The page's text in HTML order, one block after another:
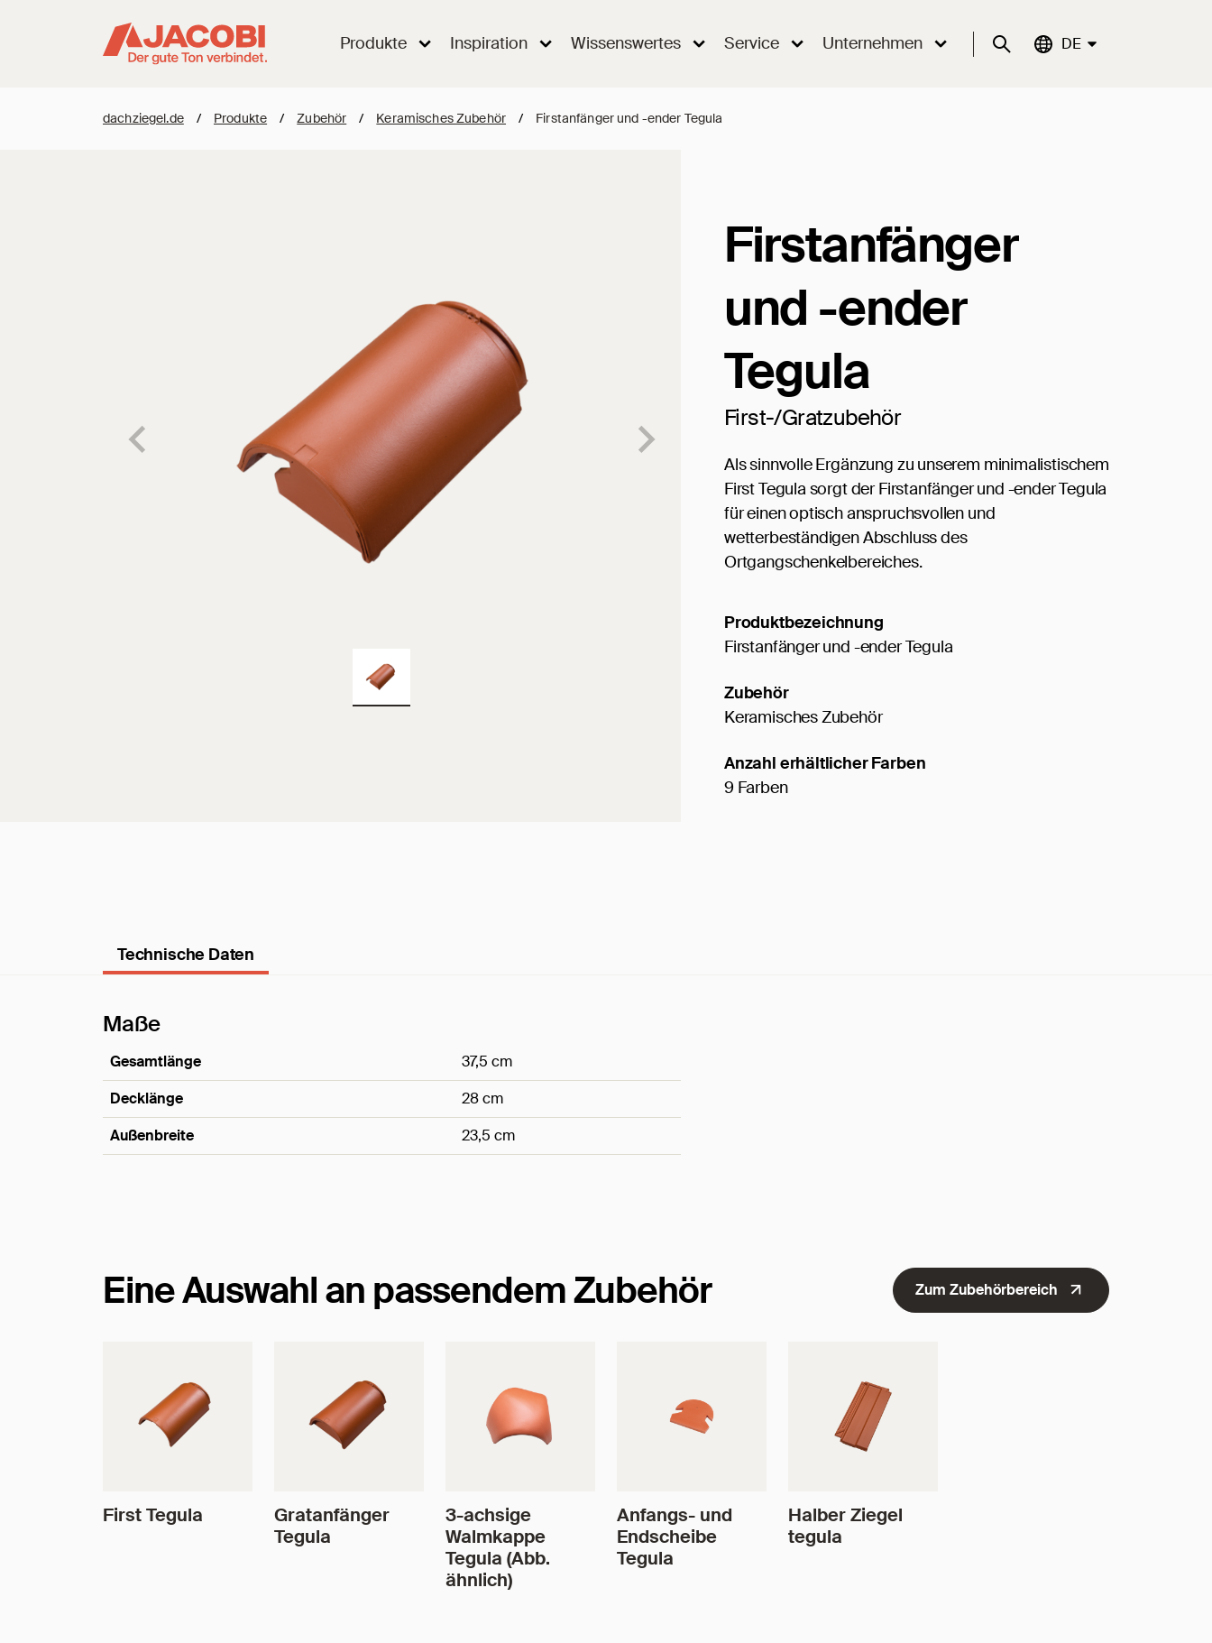
Produkte Inspiration Wissenswertes Service Unternehmen Suche Aktuelle Sprache:
DE
dachziegel.de / Produkte / Zubehör / Keramisches Zubehör / Firstanfänger und -ender Tegula
Firstanfänger
und -ender
Tegula
First-/Gratzubehör
Als sinnvolle Ergänzung zu unserem minimalistischem
First Tegula sorgt der Firstanfänger und -ender Tegula
für einen optisch anspruchsvollen und
wetterbeständigen Abschluss des
Ortgangschenkelbereiches.
Produktbezeichnung
Firstanfänger und -ender Tegula
Zubehör
Keramisches Zubehör
Anzahl erhältlicher Farben
9 Farben
Technische Daten
Maße
Gesamtlänge
37,5 cm
Decklänge
28 cm
Außenbreite
23,5 cm
Eine Auswahl an passendem Zubehör Zum Zubehörbereich
First Tegula
Gratanfänger
Tegula
3-achsige
Walmkappe
Tegula (Abb.
ähnlich)
Anfangs- und
Endscheibe
Tegula
Halber Ziegel
tegula